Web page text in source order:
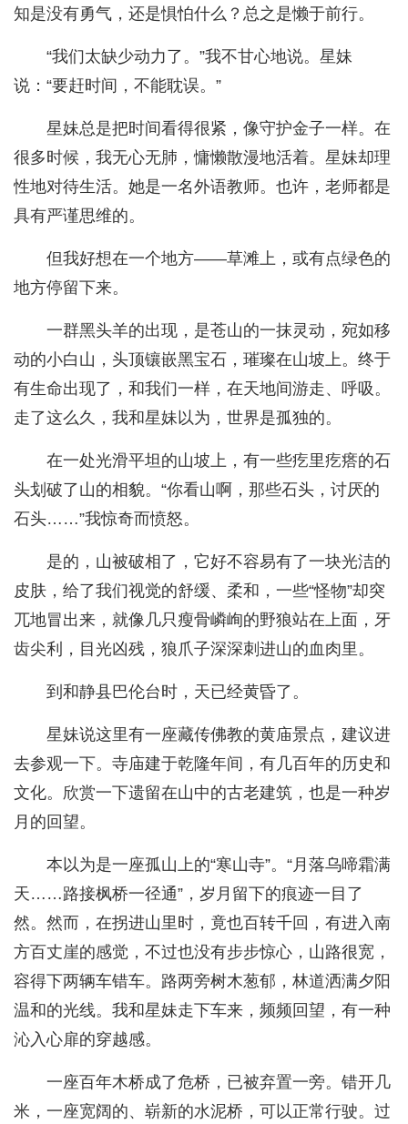
知是没有勇气，还是惧怕什么？总之是懒于前行。
“我们太缺少动力了。”我不甘心地说。星妹
说：“要赶时间，不能耽误。”
星妹总是把时间看得很紧，像守护金子一样。在
很多时候，我无心无肺，慵懒散漫地活着。星妹却理
性地对待生活。她是一名外语教师。也许，老师都是
具有严谨思维的。
但我好想在一个地方——草滩上，或有点绿色的
地方停留下来。
一群黑头羊的出现，是苍山的一抹灵动，宛如移
动的小白山，头顶镶嵌黑宝石，璀璨在山坡上。终于
有生命出现了，和我们一样，在天地间游走、呼吸。
走了这么久，我和星妹以为，世界是孤独的。
在一处光滑平坦的山坡上，有一些疙里疙瘩的石
头划破了山的相貌。“你看山啊，那些石头，讨厌的
石头……”我惊奇而愤怒。
是的，山被破相了，它好不容易有了一块光洁的
皮肤，给了我们视觉的舒缓、柔和，一些“怪物”却突
兀地冒出来，就像几只瘦骨嶙峋的野狼站在上面，牙
齿尖利，目光凶残，狼爪子深深刺进山的血肉里。
到和静县巴伦台时，天已经黄昏了。
星妹说这里有一座藏传佛教的黄庙景点，建议进
去参观一下。寺庙建于乾隆年间，有几百年的历史和
文化。欣赏一下遗留在山中的古老建筑，也是一种岁
月的回望。
本以为是一座孤山上的“寒山寺”。“月落乌啼霜满
天……路接枫桥一径通”，岁月留下的痕迹一目了
然。然而，在拐进山里时，竟也百转千回，有进入南
方百丈崖的感觉，不过也没有步步惊心，山路很宽，
容得下两辆车错车。路两旁树木葱郁，林道洒满夕阳
温和的光线。我和星妹走下车来，频频回望，有一种
沁入心扉的穿越感。
一座百年木桥成了危桥，已被弃置一旁。错开几
米，一座宽阔的、崭新的水泥桥，可以正常行驶。过